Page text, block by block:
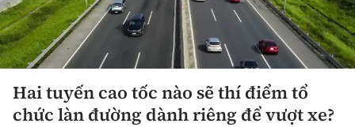
Hai tuyến cao tốc nào sẽ thí điểm tổ
chức làn đường dành riêng để vượt xe?